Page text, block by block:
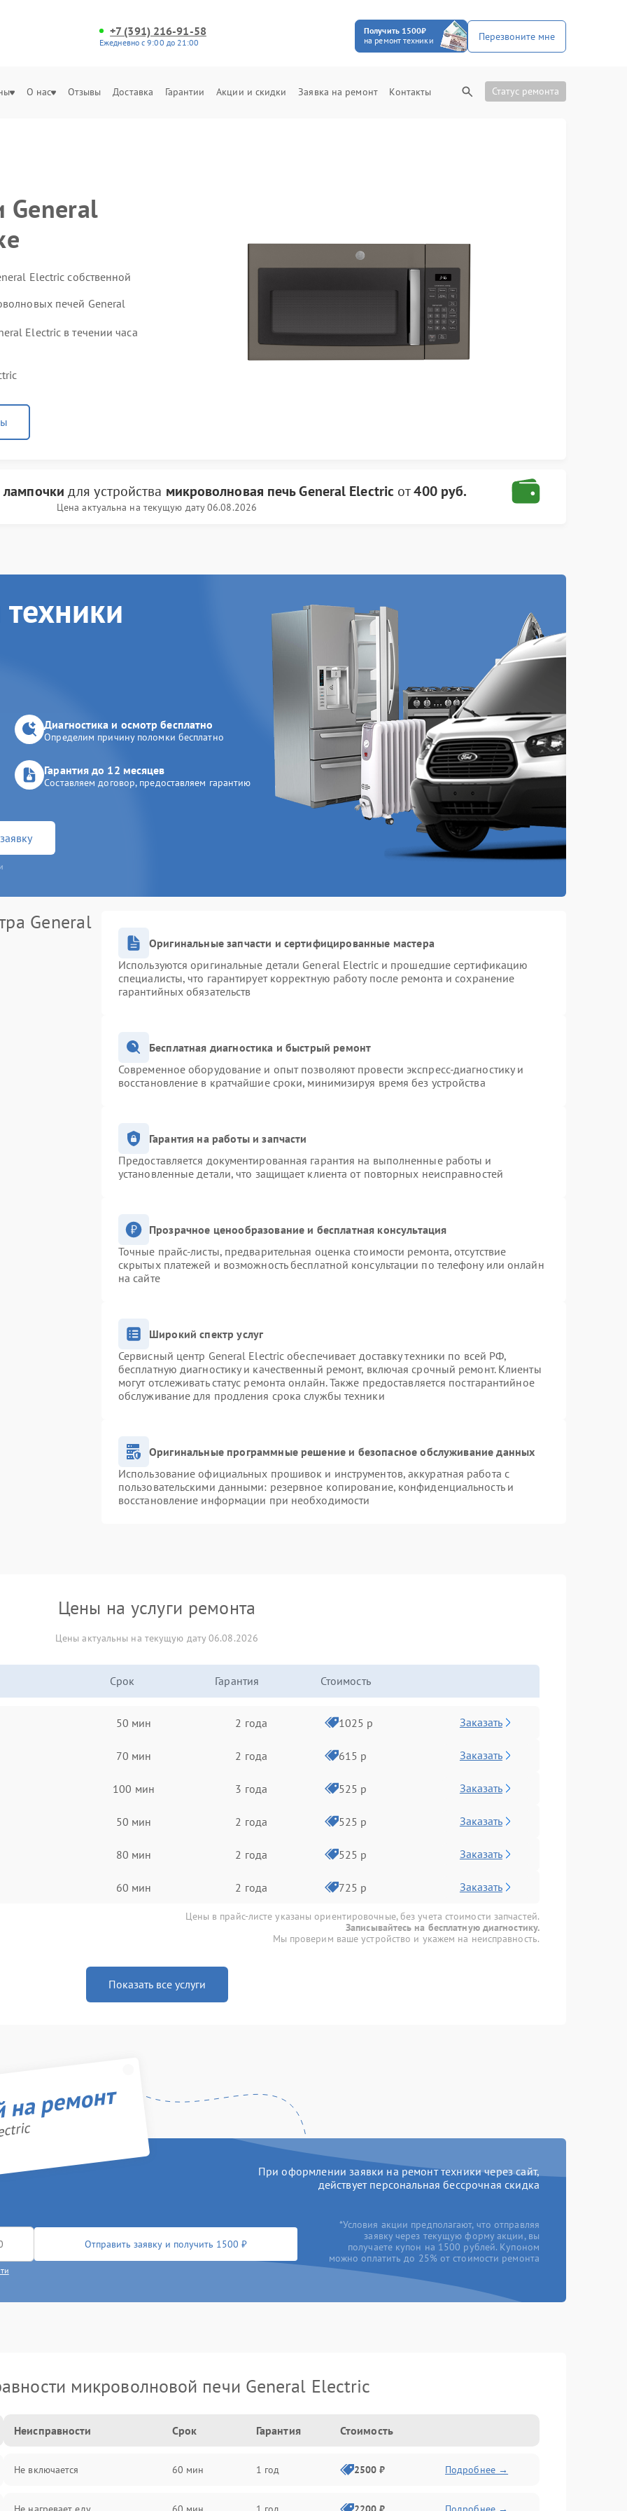
+7 (391) 216-91-58
Ежедневно с 9:00 до 21:00
Получить 1500₽
на ремонт техники
Перезвоните мне
О нас Отзывы Доставка Гарантии Акции и скидки Заявка на ремонт Контакты Статус ремонта
General
Electric собственной
печей General
Electric в течении часа
для устройства микроволновая печь General Electric от400 руб.
Цена актуальна на текущую дату 06.08.2026
Диагностика и осмотр бесплатно
Определим причину поломки бесплатно
Гарантия до 12 месяцев
Составляем договор, предоставляем гарантию
General
Оригинальные запчасти и сертифицированные мастера
Используются оригинальные детали General Electric и прошедшие сертификацию
специалисты, что гарантирует корректную работу после ремонта и сохранение
гарантийных обязательств
Бесплатная диагностика и быстрый ремонт
Современное оборудование и опыт позволяют провести экспресс-диагностику и
восстановление в кратчайшие сроки, минимизируя время без устройства
Гарантия на работы и запчасти
Предоставляется документированная гарантия на выполненные работы и
установленные детали, что защищает клиента от повторных неисправностей
Прозрачное ценообразование и бесплатная консультация
Точные прайс-листы, предварительная оценка стоимости ремонта, отсутствие
скрытых платежей и возможность бесплатной консультации по телефону или онлайн
на сайте
Широкий спектр услуг
Сервисный центр General Electric обеспечивает доставку техники по всей РФ,
бесплатную диагностику и качественный ремонт, включая срочный ремонт. Клиенты
могут отслеживать статус ремонта онлайн. Также предоставляется постгарантийное
обслуживание для продления срока службы техники
Оригинальные программные решение и безопасное обслуживание данных
Использование официальных прошивок и инструментов, аккуратная работа с
пользовательскими данными: резервное копирование, конфиденциальность и
восстановление информации при необходимости
Цены на услуги ремонта
Цены актуальны на текущую дату 06.08.2026
Срок Гарантия Стоимость
50 мин 2 года 1025 р Заказать
70 мин 2 года 615 р Заказать
100 мин 3 года 525 р Заказать
50 мин 2 года 525 р Заказать
80 мин 2 года 525 р Заказать
60 мин 2 года 725 р Заказать
Цены в прайс-листе указаны ориентировочные, без учета стоимости запчастей.
Записывайтесь на бесплатную диагностику.
Мы проверим ваше устройство и укажем на неисправность.
Показать все услуги
ремонт
При оформлении заявки на ремонт техники через сайт,
действует персональная бессрочная скидка
Отправить заявку и получить 1500 ₽
*Условия акции предполагают, что отправляя
заявку через текущую форму акции, вы
получаете купон на 1500 рублей. Купоном
можно оплатить до 25% от стоимости ремонта
микроволновой печи General Electric
Неисправности Срок Гарантия Стоимость
Не включается 60 мин 1 год 2500 ₽ Подробнее →